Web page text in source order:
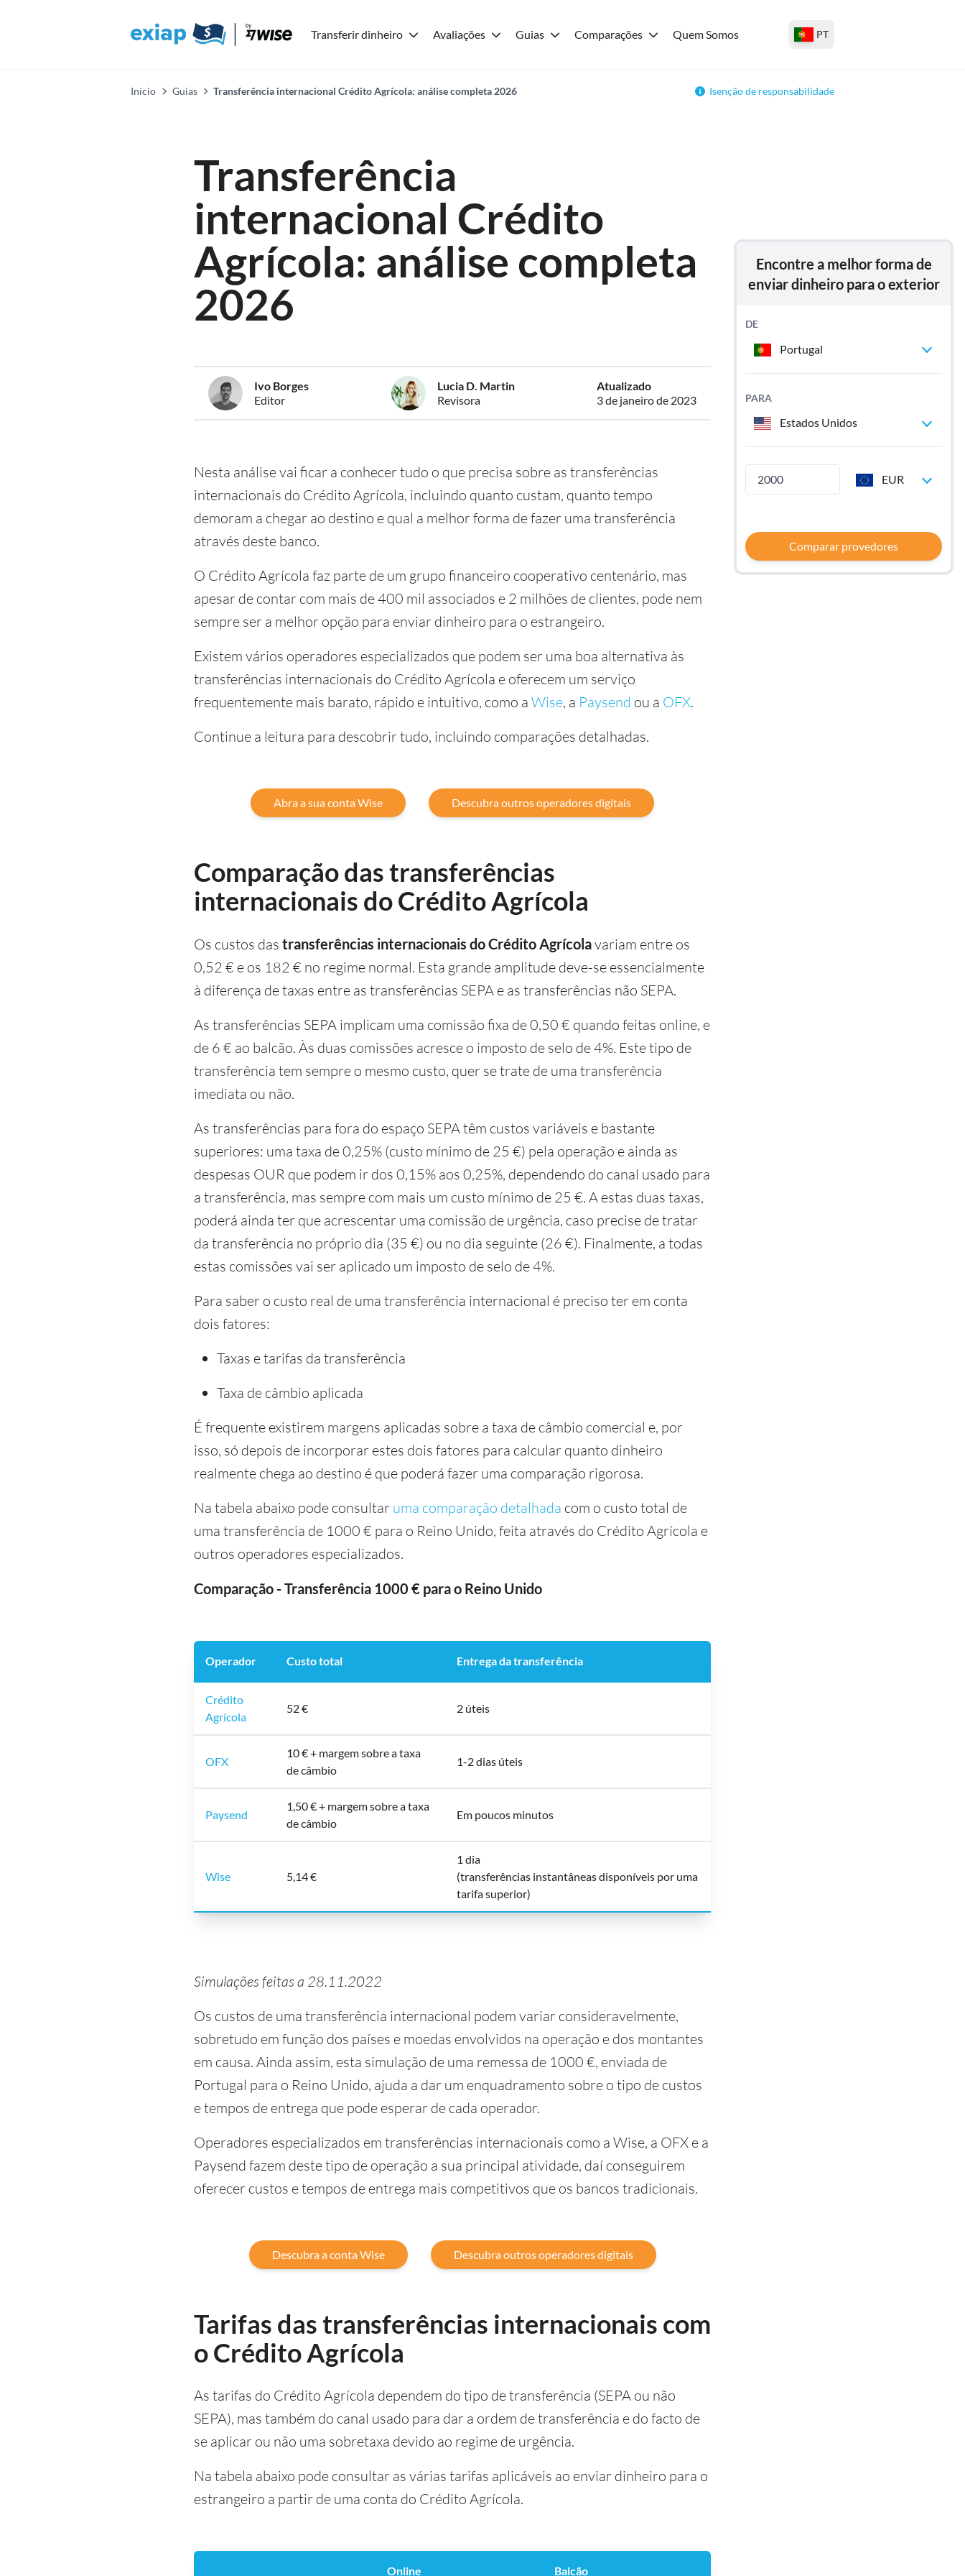
Transferir dinheiro Avaliações Guias Comparações Quem Somos PT
Início Guias Transferência internacional Crédito Agrícola: análise completa 2026 Isenção de responsabilidade
Transferência
internacional Crédito
Agrícola: análise completa
2026
Ivo Borges
Editor
Lucia D. Martin
Revisora
Atualizado
3 de janeiro de 2023
Nesta análise vai ficar a conhecer tudo o que precisa sobre as transferências
internacionais do Crédito Agrícola, incluindo quanto custam, quanto tempo
demoram a chegar ao destino e qual a melhor forma de fazer uma transferência
através deste banco.
O Crédito Agrícola faz parte de um grupo financeiro cooperativo centenário, mas
apesar de contar com mais de 400 mil associados e 2 milhões de clientes, pode nem
sempre ser a melhor opção para enviar dinheiro para o estrangeiro.
Existem vários operadores especializados que podem ser uma boa alternativa às
transferências internacionais do Crédito Agrícola e oferecem um serviço
frequentemente mais barato, rápido e intuitivo, como a Wise, a Paysend ou a OFX.
Continue a leitura para descobrir tudo, incluindo comparações detalhadas.
Abra a sua conta Wise Descubra outros operadores digitais
Comparação das transferências
internacionais do Crédito Agrícola
Os custos das transferências internacionais do Crédito Agrícolavariam entre os
0,52 € e os 182 € no regime normal. Esta grande amplitude deve-se essencialmente
à diferença de taxas entre as transferências SEPA e as transferências não SEPA.
As transferências SEPA implicam uma comissão fixa de 0,50 € quando feitas online, e
de 6 € ao balcão. Às duas comissões acresce o imposto de selo de 4%. Este tipo de
transferência tem sempre o mesmo custo, quer se trate de uma transferência
imediata ou não.
As transferências para fora do espaço SEPA têm custos variáveis e bastante
superiores: uma taxa de 0,25% (custo mínimo de 25 €) pela operação e ainda as
despesas OUR que podem ir dos 0,15% aos 0,25%, dependendo do canal usado para
a transferência, mas sempre com mais um custo mínimo de 25 €. A estas duas taxas,
poderá ainda ter que acrescentar uma comissão de urgência, caso precise de tratar
da transferência no próprio dia (35 €) ou no dia seguinte (26 €). Finalmente, a todas
estas comissões vai ser aplicado um imposto de selo de 4%.
Para saber o custo real de uma transferência internacional é preciso ter em conta
dois fatores:
Taxas e tarifas da transferência
Taxa de câmbio aplicada
É frequente existirem margens aplicadas sobre a taxa de câmbio comercial e, por
isso, só depois de incorporar estes dois fatores para calcular quanto dinheiro
realmente chega ao destino é que poderá fazer uma comparação rigorosa.
Na tabela abaixo pode consultar uma comparação detalhada com o custo total de
uma transferência de 1000 € para o Reino Unido, feita através do Crédito Agrícola e
outros operadores especializados.
Comparação - Transferência 1000 € para o Reino Unido
Operador Custo total Entrega da transferência
Crédito
Agrícola
52 € 2 úteis
OFX
10 € + margem sobre a taxa
de câmbio
1-2 dias úteis
Paysend
1,50 € + margem sobre a taxa
de câmbio
Em poucos minutos
Wise 5,14 €
1 dia
(transferências instantâneas disponíveis por uma
tarifa superior)
Simulações feitas a 28.11.2022
Os custos de uma transferência internacional podem variar consideravelmente,
sobretudo em função dos países e moedas envolvidos na operação e dos montantes
em causa. Ainda assim, esta simulação de uma remessa de 1000 €, enviada de
Portugal para o Reino Unido, ajuda a dar um enquadramento sobre o tipo de custos
e tempos de entrega que pode esperar de cada operador.
Operadores especializados em transferências internacionais como a Wise, a OFX e a
Paysend fazem deste tipo de operação a sua principal atividade, daí conseguirem
oferecer custos e tempos de entrega mais competitivos que os bancos tradicionais.
Descubra a conta Wise Descubra outros operadores digitais
Tarifas das transferências internacionais com
o Crédito Agrícola
As tarifas do Crédito Agrícola dependem do tipo de transferência (SEPA ou não
SEPA), mas também do canal usado para dar a ordem de transferência e do facto de
se aplicar ou não uma sobretaxa devido ao regime de urgência.
Na tabela abaixo pode consultar as várias tarifas aplicáveis ao enviar dinheiro para o
estrangeiro a partir de uma conta do Crédito Agrícola.
Online Balcão
Encontre a melhor forma de
enviar dinheiro para o exterior
DE
Portugal
PARA
Estados Unidos
EUR
Comparar provedores